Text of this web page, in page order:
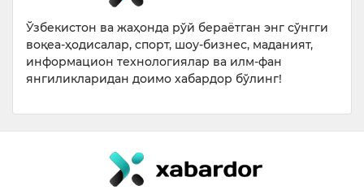
Ўзбекистон ва жаҳонда рўй бераётган энг сўнгги
воқеа-ҳодисалар, спорт, шоу-бизнес, маданият,
информацион технологиялар ва илм-фан
янгиликларидан доимо хабардор бўлинг!